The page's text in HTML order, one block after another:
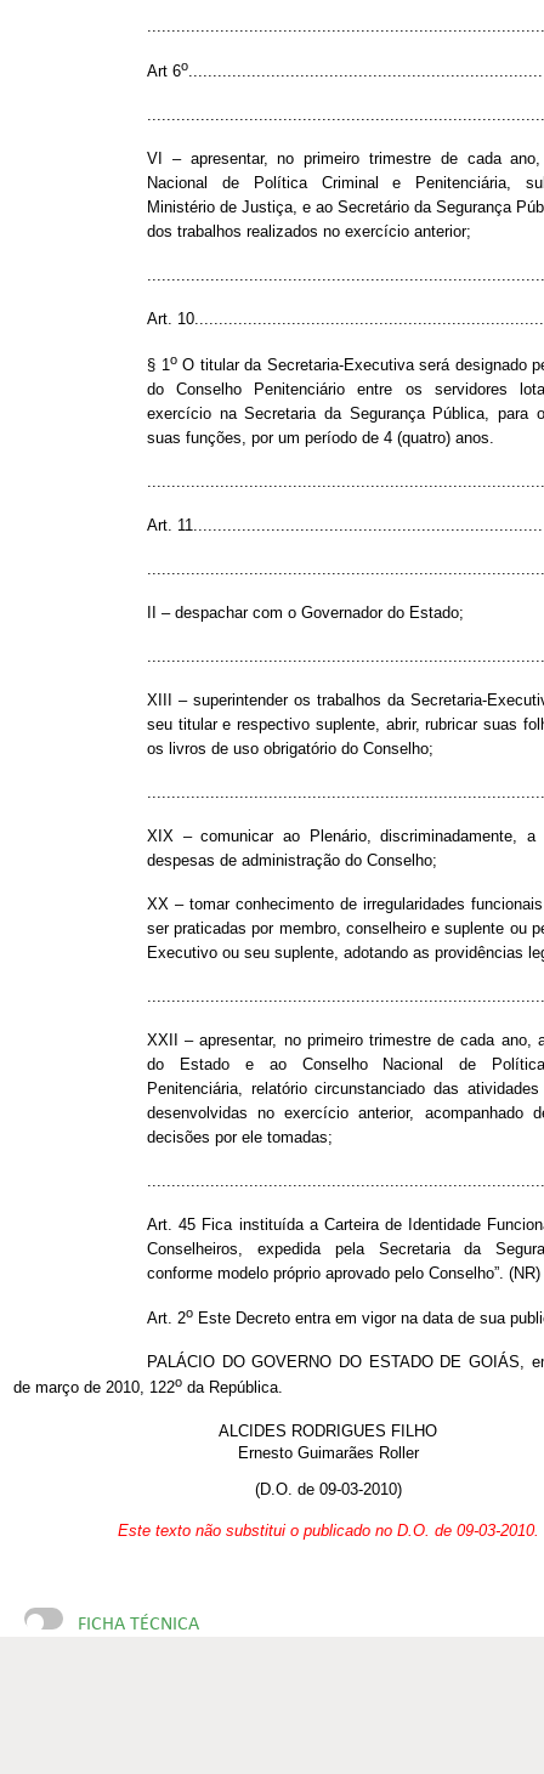
Art 6o
VI – apresentar, no primeiro trimestre de cada
Nacional de Política Criminal e Penitenciária,
Ministério de Justiça, e ao Secretário da Segurança
dos trabalhos realizados no exercício anterior;
Art.
§ 1oO titular da Secretaria-Executiva será designado
do Conselho Penitenciário entre os servidores
exercício na Secretaria da Segurança Pública, para
suas funções, por um período de 4 (quatro) anos.
Art.
II – despachar com o Governador do Estado;
XIII – superintender os trabalhos da Secretaria-
seu titular e respectivo suplente, abrir, rubricar suas
os livros de uso obrigatório do Conselho;
XIX – comunicar ao Plenário, discriminadamente, a
despesas de administração do Conselho;
XX – tomar conhecimento de irregularidades
ser praticadas por membro, conselheiro e suplente ou
Executivo ou seu suplente, adotando as providências
XXII – apresentar, no primeiro trimestre de cada ano,
do Estado e ao Conselho Nacional de
Penitenciária, relatório circunstanciado das
desenvolvidas no exercício anterior, acompanhado
decisões por ele tomadas;
Art. 45 Fica instituída a Carteira de Identidade
Conselheiros, expedida pela Secretaria da
conforme modelo próprio aprovado pelo Conselho”. (NR)
Art. 2o Este Decreto entra em vigor na data de sua
PALÁCIO DO GOVERNO DO ESTADO DE GOIÁS,
de março de 2010, 122o da República.
ALCIDES RODRIGUES FILHO
Ernesto Guimarães Roller
(D.O. de 09-03-2010)
Este texto não substitui o publicado no D.O. de 09-03-2010.
FICHA TÉCNICA